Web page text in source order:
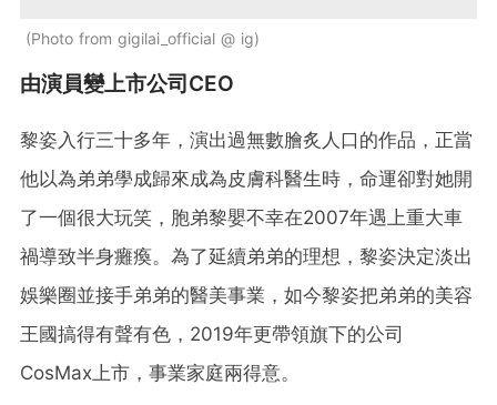
Photo from gigilai_official @ ig
由演員變上市公司CEO
黎姿入行三十多年，演出過無數膾炙人口的作品，正當
他以為弟弟學成歸來成為皮膚科醫生時，命運卻對她開
了一個很大玩笑，胞弟黎嬰不幸在2007年遇上重大車
禍導致半身癱瘓。為了延續弟弟的理想，黎姿決定淡出
娛樂圈並接手弟弟的醫美事業，如今黎姿把弟弟的美容
王國搞得有聲有色，2019年更帶領旗下的公司
CosMax上市，事業家庭兩得意。